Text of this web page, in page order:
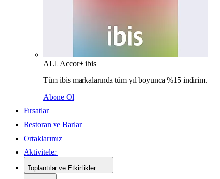
ALL Accor+ ibis
Tüm ibis markalarında tüm yıl boyunca %15 indirim.
Abone Ol
Fırsatlar
Restoran ve Barlar
Ortaklarımız
Aktiviteler
Toplantılar ve Etkinlikler